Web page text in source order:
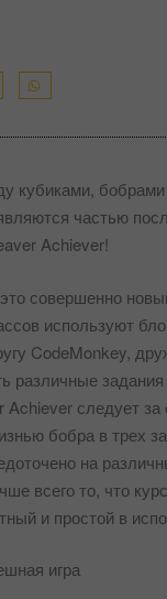
кубиками,
частью
Achiever!
это совершенно
используют
CodeMonkey,
различные задания
Achiever следует за
бобра в трех
на
всего то, что
и простой в